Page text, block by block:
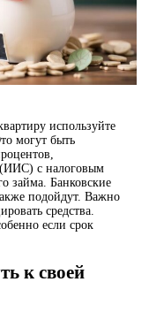
используйте
могут быть
(ИИС) с налоговым
займа. Банковские
подойдут. Важно
средства.
если срок
к своей